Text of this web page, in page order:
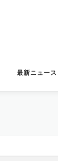
最新ニュース